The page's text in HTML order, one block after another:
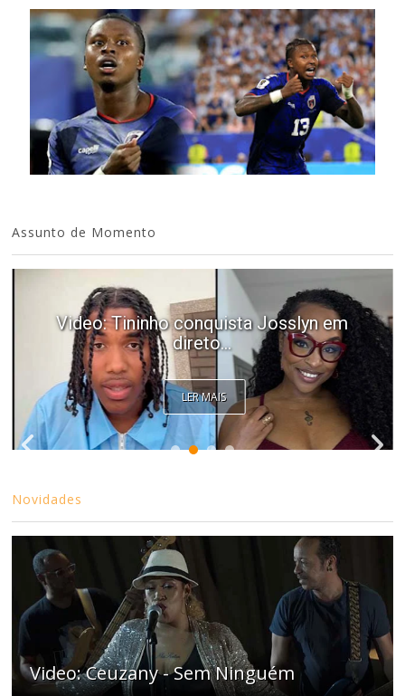
Assunto de Momento
Video: Tininho conquista Josslyn em
direto...
LER MAIS
Novidades
Video: Ceuzany - Sem Ninguém